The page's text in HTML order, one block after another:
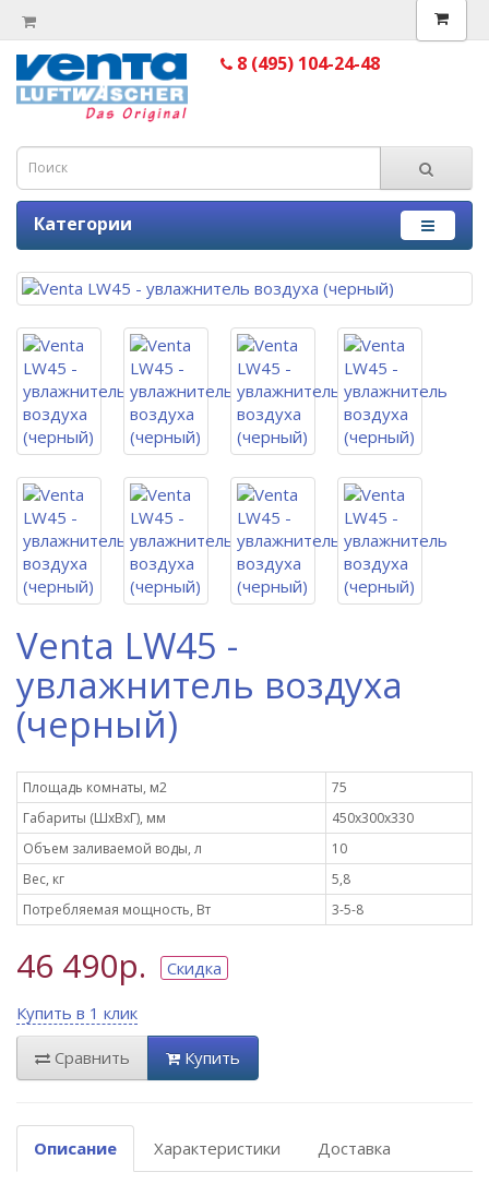
8 (495) 104-24-48
Категории
Venta LW45 -
увлажнитель воздуха
(черный)
Площадь комнаты, м2
75
Габариты (ШxВxГ), мм
450х300х330
Объем заливаемой воды, л
10
Вес, кг
5,8
Потребляемая мощность, Вт
3-5-8
46 490р. Скидка
Купить в 1 клик
Сравнить Купить
Описание Характеристики Доставка